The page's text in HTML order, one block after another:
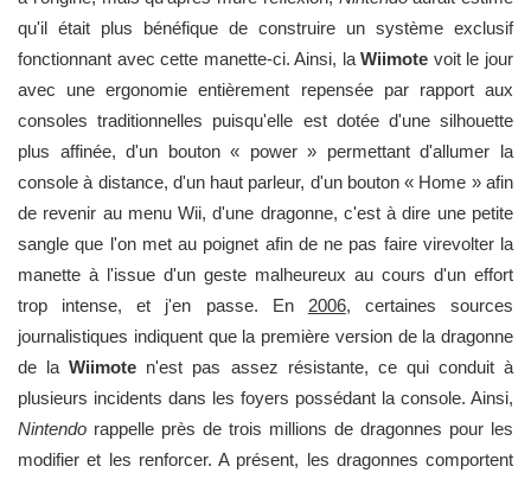
qu'il était plus bénéfique de construire un système exclusif
fonctionnant avec cette manette-ci. Ainsi, laWiimote voit le jour
avec une ergonomie entièrement repensée par rapport aux
consoles traditionnelles puisqu'elle est dotée d'une silhouette
plus affinée, d'un bouton « power » permettant d'allumer la
console à distance, d'un haut parleur, d'un bouton « Home » afin
de revenir au menu Wii, d'une dragonne, c'est à dire une petite
sangle que l'on met au poignet afin de ne pas faire virevolter la
manette à l'issue d'un geste malheureux au cours d'un effort
trop intense, et j'en passe. En 2006, certaines sources
journalistiques indiquent que la première version de la dragonne
de laWiimote n'est pas assez résistante, ce qui conduit à
plusieurs incidents dans les foyers possédant la console. Ainsi,
Nintendo rappelle près de trois millions de dragonnes pour les
modifier et les renforcer. A présent, les dragonnes comportent